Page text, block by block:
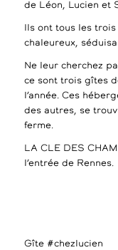
de Léon, Lucien et
Ils ont tous les
chaleureux,
Ne leur cherchez
ce sont trois gîtes
l’année. Ces
des autres, se
ferme.
LA CLE DES
l’entrée de Rennes.
Gîte #chezlucien